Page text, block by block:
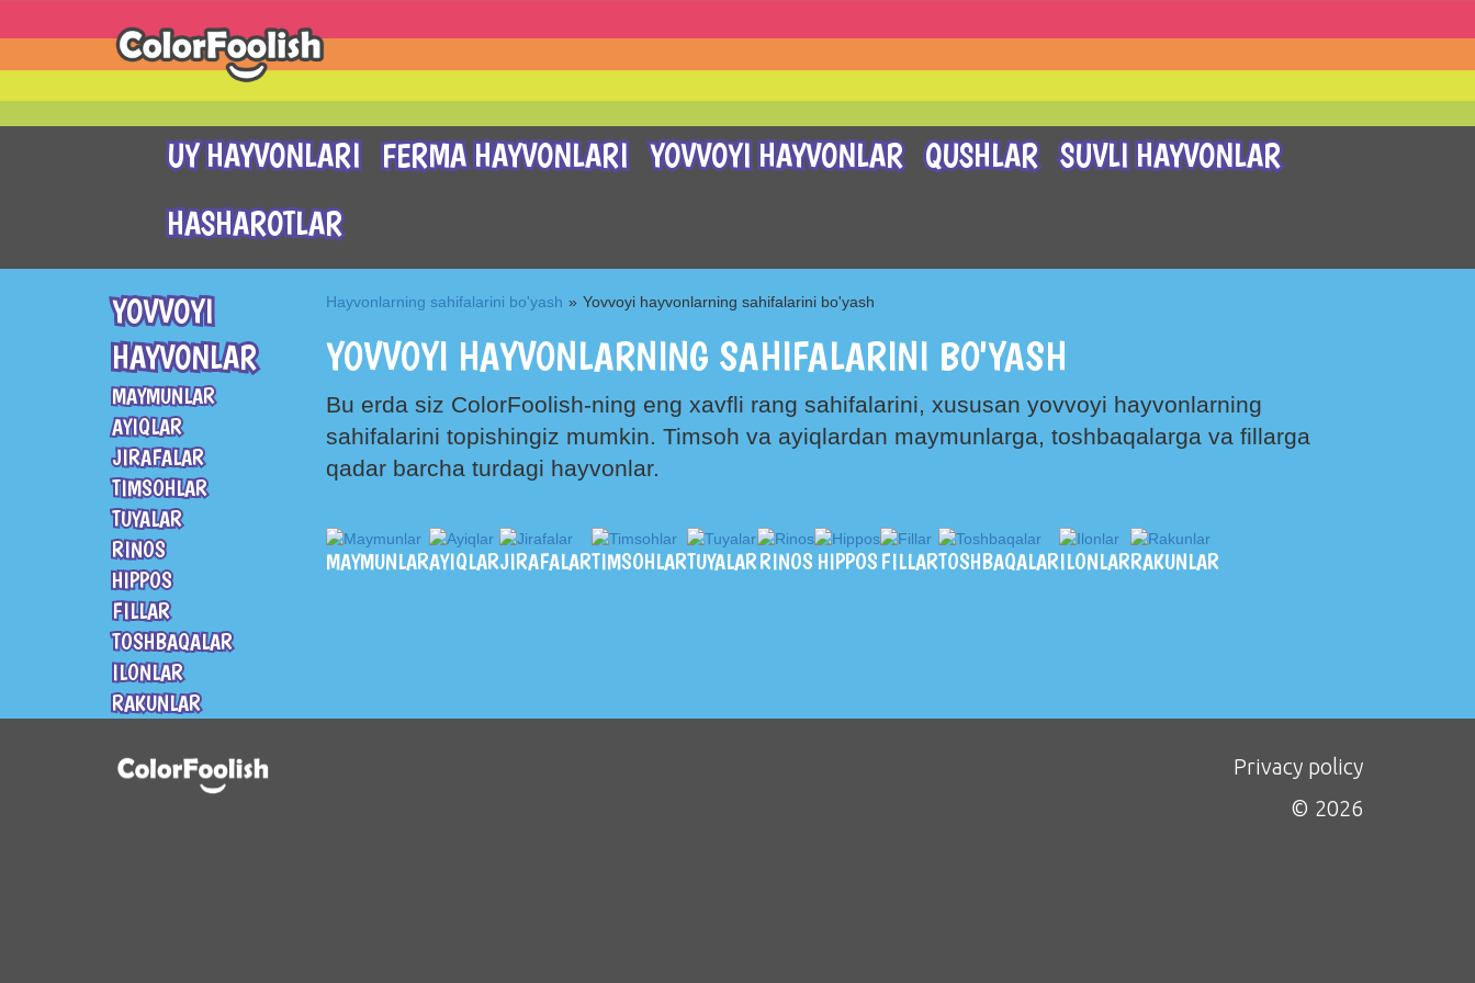
UY HAYVONLARI FERMA HAYVONLARI YOVVOYI HAYVONLAR QUSHLAR SUVLI HAYVONLAR
HASHAROTLAR
YOVVOYI
HAYVONLAR
MAYMUNLAR
AYIQLAR
JIRAFALAR
TIMSOHLAR
TUYALAR
RINOS
HIPPOS
FILLAR
TOSHBAQALAR
ILONLAR
RAKUNLAR
Hayvonlarning sahifalarini bo'yash » Yovvoyi hayvonlarning sahifalarini bo'yash
YOVVOYI HAYVONLARNING SAHIFALARINI BO'YASH
Bu erda siz ColorFoolish-ning eng xavfli rang sahifalarini, xususan yovvoyi hayvonlarning
sahifalarini topishingiz mumkin. Timsoh va ayiqlardan maymunlarga, toshbaqalarga va fillarga
qadar barcha turdagi hayvonlar.
MAYMUNLARAYIQLARJIRAFALARTIMSOHLARTUYALARRINOS HIPPOS FILLARTOSHBAQALARILONLARRAKUNLAR
Privacy policy
© 2026